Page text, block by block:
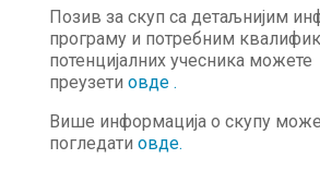
Позив за скуп са детаљнијим
програму и потребним
потенцијалних учесника можете
преузети овде .
Више информација о скупу
погледати овде.